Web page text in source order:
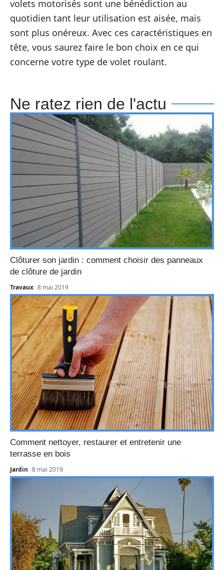
volets motorisés sont une bénédiction au
quotidien tant leur utilisation est aisée, mais
sont plus onéreux. Avec ces caractéristiques en
tête, vous saurez faire le bon choix en ce qui
concerne votre type de volet roulant.
Ne ratez rien de l'actu
Clôturer son jardin : comment choisir des panneaux
de clôture de jardin
Travaux 8 mai 2019
Comment nettoyer, restaurer et entretenir une
terrasse en bois
Jardin 8 mai 2019